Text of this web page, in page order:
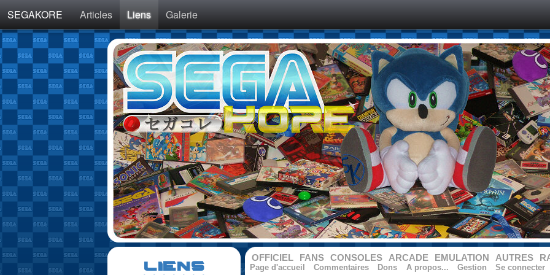
SEGAKORE Articles Liens Galerie
OFFICIEL FANS CONSOLES ARCADE EMULATION AUTRES
Page d'accueil Commentaires Dons A propos... Gestion Se connecter
LIENS